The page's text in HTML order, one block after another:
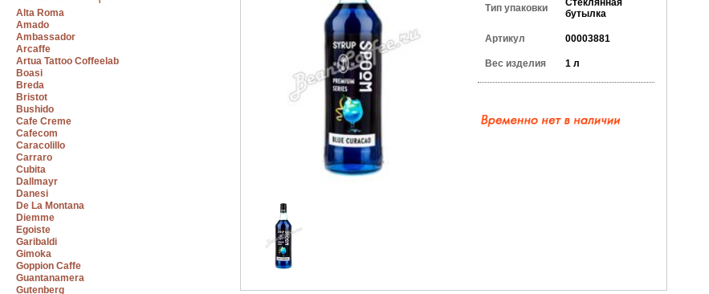
Alta Roma
Amado
Ambassador
Arcaffe
Artua Tattoo Coffeelab
Boasi
Breda
Bristot
Bushido
Cafe Creme
Cafecom
Caracolillo
Carraro
Cubita
Dallmayr
Danesi
De La Montana
Diemme
Egoiste
Garibaldi
Gimoka
Goppion Caffe
Guantanamera
Gutenberg
Тип упаковки
Стеклянная
бутылка
Артикул 00003881
Вес изделия 1 л